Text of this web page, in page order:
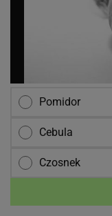
Pomidor
Cebula
Czosnek